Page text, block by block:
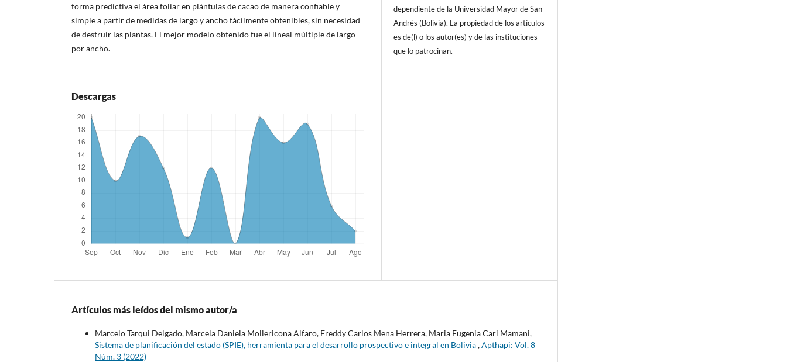
forma predictiva el área foliar en plántulas de cacao de manera confiable y
simple a partir de medidas de largo y ancho fácilmente obtenibles, sin necesidad
de destruir las plantas. El mejor modelo obtenido fue el lineal múltiple de largo
por ancho.
Descargas
dependiente de la Universidad Mayor de San
Andrés (Bolivia). La propiedad de los artí­culos
es de(l) o los autor(es) y de las instituciones
que lo patrocinan.
Artículos más leídos del mismo autor/a
Marcelo Tarqui Delgado, Marcela Daniela Mollericona Alfaro, Freddy Carlos Mena Herrera, Maria Eugenia Cari Mamani,
Sistema de planificación del estado (SPIE), herramienta para el desarrollo prospectivo e integral en Bolivia,Apthapi: Vol. 8
Núm. 3 (2022)